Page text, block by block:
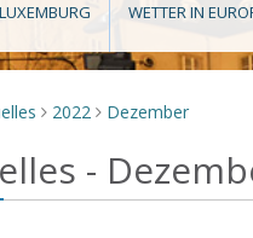
WETTER IN
> 2022 > Dezember
-